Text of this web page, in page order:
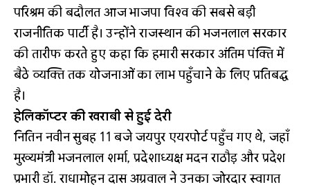
परिश्रम की बदौलत आज भाजपा विश्व की सबसे बड़ी
राजनीतिक पार्टी है। उन्होंने राजस्थान की भजनलाल सरकार
की तारीफ करते हुए कहा कि हमारी सरकार अंतिम पंक्ति में
बैठे व्यक्ति तक योजनाओं का लाभ पहुँचाने के लिए प्रतिबद्ध
है।
हेलिकॉप्टर की खराबी से हुई देरी
नितिन नवीन सुबह 11 बजे जयपुर एयरपोर्ट पहुँच गए थे, जहाँ
मुख्यमंत्री भजनलाल शर्मा, प्रदेशाध्यक्ष मदन राठौड़ और प्रदेश
प्रभारी डॉ. राधामोहन दास अग्रवाल ने उनका जोरदार स्वागत